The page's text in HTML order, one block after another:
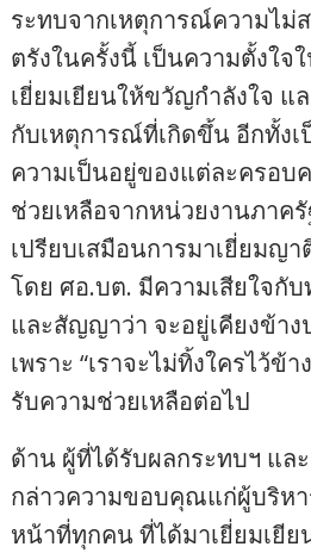
ระทบจากเหตุการณ์ความไม่
ตรังในครั้งนี้ เป็นความตั้งใจ
เยี่ยมเยียนให้ขวัญกำลังใจ แ
กับเหตุการณ์ที่เกิดขึ้น อีกทั้งเ
ความเป็นอยู่ของแต่ละครอบ
ช่วยเหลือจากหน่วยงานภาค
เปรียบเสมือนการมาเยี่ยมญา
โดย ศอ.บต. มีความเสียใจกั
และสัญญาว่า จะอยู่เคียงข้า
เพราะ “เราจะไม่ทิ้งใครไว้ข้
รับความช่วยเหลือต่อไป
ด้าน ผู้ที่ได้รับผลกระทบฯ แล
กล่าวความขอบคุณแก่ผู้บริหา
หน้าที่ทุกคน ที่ได้มาเยี่ยมเยี